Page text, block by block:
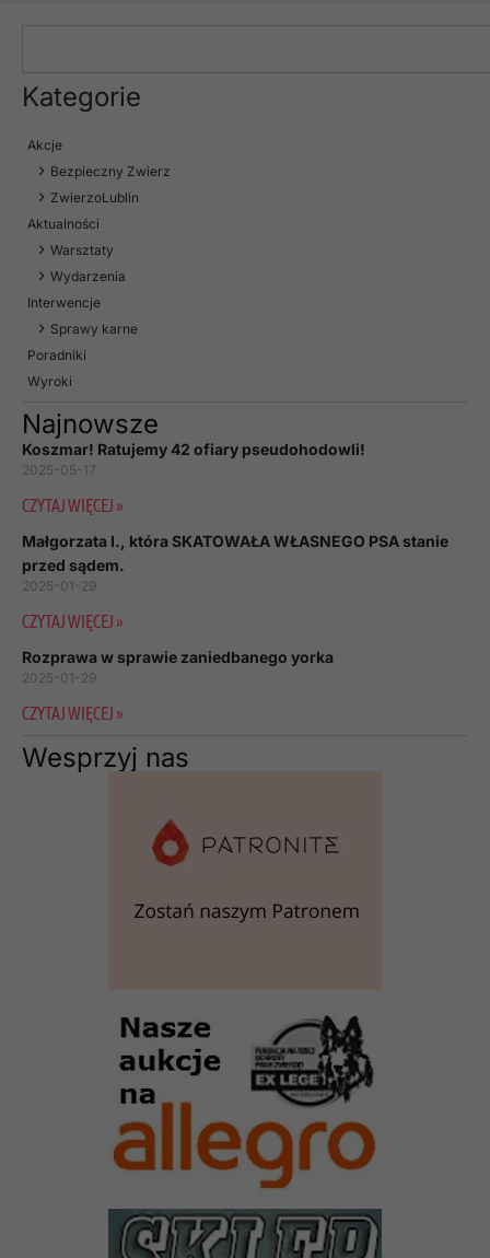
Kategorie
Akcje
Bezpieczny Zwierz
ZwierzoLublin
Aktualności
Warsztaty
Wydarzenia
Interwencje
Sprawy karne
Poradniki
Wyroki
Najnowsze
Koszmar! Ratujemy 42 ofiary pseudohodowli!
2025-05-17
CZYTAJ WIĘCEJ »
Małgorzata I., która SKATOWAŁA WŁASNEGO PSA stanie
przed sądem.
2025-01-29
CZYTAJ WIĘCEJ »
Rozprawa w sprawie zaniedbanego yorka
2025-01-29
CZYTAJ WIĘCEJ »
Wesprzyj nas